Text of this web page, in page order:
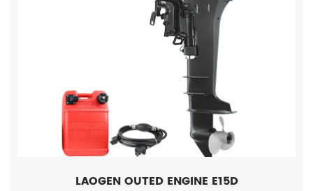
LAOGEN OUTED ENGINE E15D